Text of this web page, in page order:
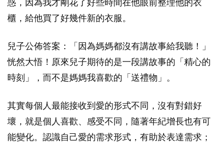
惑，因為我才剛花了好些時間在他眼前整理他的衣
櫃，給他買了好幾件新的衣服。
兒子公佈答案：「因為媽媽都沒有講故事給我聽！」
恍然大悟！原來兒子期待的是一段講故事的「精心的
時刻」，而不是媽媽我喜歡的「送禮物」。
其實每個人最能接收到愛的形式不同，沒有對錯好
壞，就是個人喜歡、感受不同，隨著年紀增長也有可
能變化。認識自己愛的需求形式，有助於表達需求；